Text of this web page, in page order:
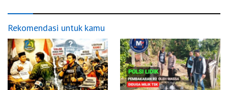
Rekomendasi untuk kamu